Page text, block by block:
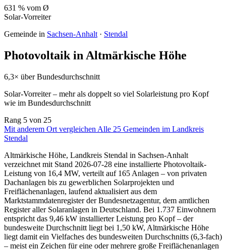
631 % vom Ø
Solar-Vorreiter
Gemeinde in Sachsen-Anhalt · Stendal
Photovoltaik in Altmärkische Höhe
6,3× über Bundesdurchschnitt
Solar-Vorreiter – mehr als doppelt so viel Solarleistung pro Kopf
wie im Bundesdurchschnitt
Rang 5 von 25
Mit anderem Ort vergleichen Alle 25 Gemeinden im Landkreis
Stendal
Altmärkische Höhe, Landkreis Stendal in Sachsen-Anhalt
verzeichnet mit Stand 2026-07-28 eine installierte Photovoltaik-
Leistung von 16,4 MW, verteilt auf 165 Anlagen – von privaten
Dachanlagen bis zu gewerblichen Solarprojekten und
Freiflächenanlagen, laufend aktualisiert aus dem
Marktstammdatenregister der Bundesnetzagentur, dem amtlichen
Register aller Solaranlagen in Deutschland. Bei 1.737 Einwohnern
entspricht das 9,46 kW installierter Leistung pro Kopf – der
bundesweite Durchschnitt liegt bei 1,50 kW, Altmärkische Höhe
liegt damit ein Vielfaches des bundesweiten Durchschnitts (6,3-fach)
– meist ein Zeichen für eine oder mehrere große Freiflächenanlagen